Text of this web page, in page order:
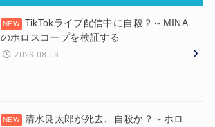
TikTokライブ配信中に自殺？～MINA
のホロスコープを検証する
2026.08.06
清水良太郎が死去、自殺か？～ホロ